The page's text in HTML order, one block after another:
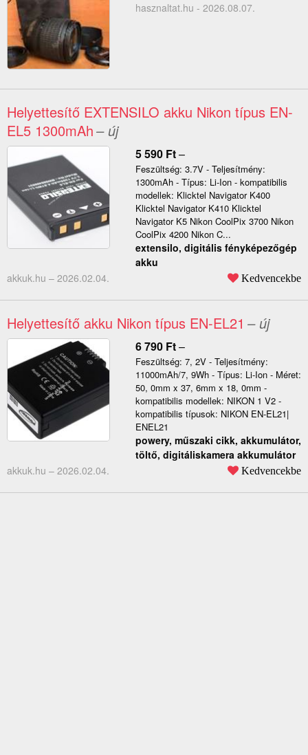
hasznaltat.hu - 2026.08.07.
Helyettesítő EXTENSILO akku Nikon típus EN-
EL5 1300mAh– új
5 590 Ft–
Feszültség: 3.7V - Teljesítmény:
1300mAh - Típus: Li-Ion - kompatibilis
modellek: Klicktel Navigator K400
Klicktel Navigator K410 Klicktel
Navigator K5 Nikon CoolPix 3700 Nikon
CoolPix 4200 Nikon C...
extensilo, digitális fényképezőgép
akku
akkuk.hu – 2026.02.04. Kedvencekbe
Helyettesítő akku Nikon típus EN-EL21 – új
6 790 Ft–
Feszültség: 7, 2V - Teljesítmény:
11000mAh/7, 9Wh - Típus: Li-Ion - Méret:
50, 0mm x 37, 6mm x 18, 0mm -
kompatibilis modellek: NIKON 1 V2 -
kompatibilis típusok: NIKON EN-EL21|
ENEL21
powery, műszaki cikk, akkumulátor,
töltő, digitáliskamera akkumulátor
akkuk.hu – 2026.02.04. Kedvencekbe